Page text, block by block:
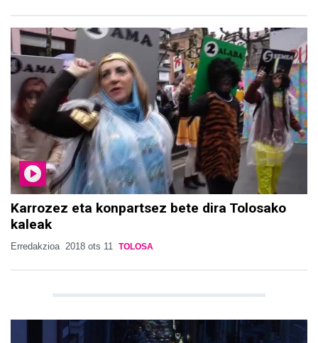
Karrozez eta konpartsez bete dira Tolosako
kaleak
Erredakzioa 2018 ots 11 TOLOSA